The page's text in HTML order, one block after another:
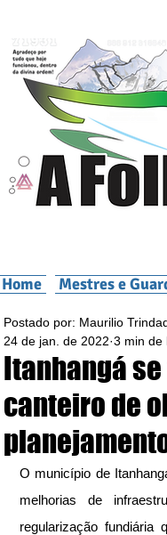
Home Mestres e
Itanhangá
canteiro de
Postado por: Maurilio
24 de jan. de 2022 3 min de
O município de
melhorias de
regularização